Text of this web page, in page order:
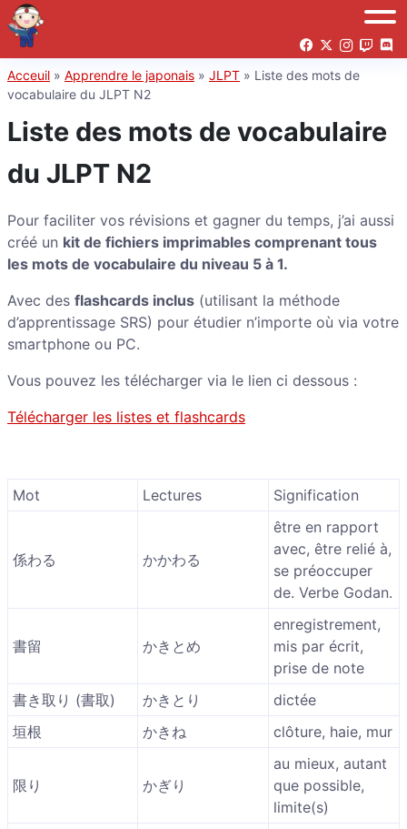
Acceuil » Apprendre le japonais » JLPT » Liste des mots de
vocabulaire du JLPT N2
Liste des mots de vocabulaire
du JLPT N2
Pour faciliter vos révisions et gagner du temps, j’ai aussi
créé un kit de fichiers imprimables comprenant tous
les mots de vocabulaire du niveau 5 à 1.
Avec des flashcards inclus (utilisant la méthode
d’apprentissage SRS) pour étudier n’importe où via votre
smartphone ou PC.
Vous pouvez les télécharger via le lien ci dessous :
Télécharger les listes et flashcards
Mot Lectures Signification
係わる かかわる
être en rapport
avec, être relié à,
se préoccuper
de. Verbe Godan.
書留 かきとめ
enregistrement,
mis par écrit,
prise de note
書き取り (書取)
かきとり
dictée
垣根
かきね clôture, haie, mur
限り かぎり
au mieux, autant
que possible,
limite(s)